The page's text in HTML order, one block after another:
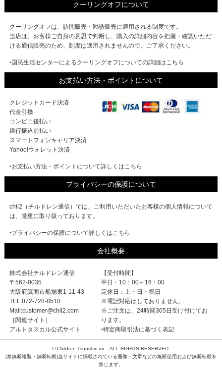
クーリングオフについて
クーリングオフは、訪問販売・勧誘販売に適用される制度です。
当店は、お客様ご自身の意思で判断し、購入の詳細内容を把握・確認いただ
ける通信販売のため、制度は適用されませんので、ご了承ください。
‣国民生活センターによるクーリングオフについての詳細はこちら
お支払い方法・ポイントについて
クレジットカード決済
代金引換
コンビニ後払い
銀行振込前払い
スマートフォンキャリア決済
Yahoo!ウォレット決済
‣お支払い方法・ポイントについて詳しくはこちら
プライバシーの保護について
chil2（チルドレン通信）では、ご利用いただいたお客様の個人情報について
は、厳重に取り扱っております。
‣プライバシーの保護について詳しくはこちら
会社概要
株式会社チルドレン通信
〒562-0035
大阪府箕面市船場東1-11-43
TEL:072-728-8510
Mail:customer@chil2.com
［関連サイト］
アルトタスカル公式サイト
【受付時間】
平日：10：00～16：00
定休日：土・日・祝日
※電話対応はしておりません。
※ご注文は、24時間365日受け付けてお
ります。
‣特定商取引法に基づく表記
© Children Tsuushin inc.. ALL RIGHTS RESERVED.
[禁無断複製・無断転載]当サイトに掲載されている画像・文章などの無断使用および無断転載を
禁じます。